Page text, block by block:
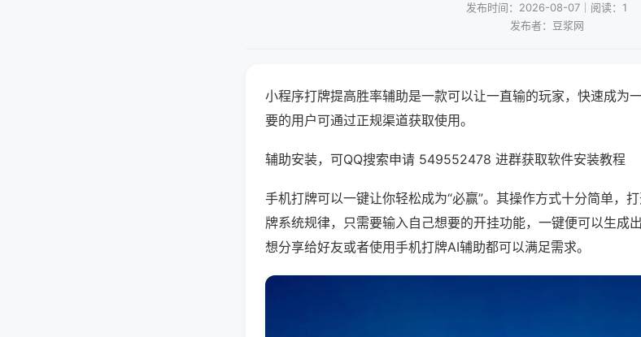
发布时间：2026-08-07｜阅读：1
发布者：豆浆网
小程序打牌提高胜率辅助是一款可以让一直输的玩家，快速成为
要的用户可通过正规渠道获取使用。
辅助安装，可QQ搜索申请 549552478 进群获取软件安装教程
手机打牌可以一键让你轻松成为“必赢”。其操作方式十分简单，
牌系统规律，只需要输入自己想要的开挂功能，一键便可以生成
想分享给好友或者使用手机打牌AI辅助都可以满足需求。